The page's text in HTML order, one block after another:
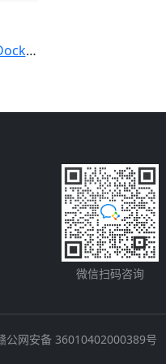
库
微信扫码咨询
公网安备 36010402000389号